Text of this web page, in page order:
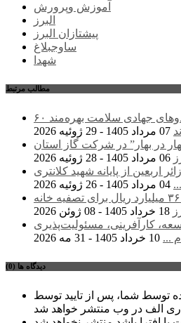
آموزش وپرورش
البرز
پیشتازان البرز
ساوجبلاغ
شهدا
مطالب مرتبط
۶۰ هزار البرزی از خدمات اردوهای جهادی سلامت بهره‌مند
07 مرداد 1405 - 29 ژوئیه 2026
در بهار” در شرکت گاز استان
06 مرداد 1405 - 28 ژوئیه 2026
بیش از ۱۱ هزار زائر اربعین از پایانه شهید کلانتری
04 مرداد 1405 - 26 ژوئیه 2026
اختصاص ۲ هزار و ۳۶۰ میلیارد ریال برای تصفیه خانه
18 خرداد 1405 - 08 ژوئن 2026
کارآفرینی، مسئولیت‌پذیری
... 10 خرداد 1405 - 31 مه 2026
دیدگاه ها (0)
توسط شما، پس از تایید توسط